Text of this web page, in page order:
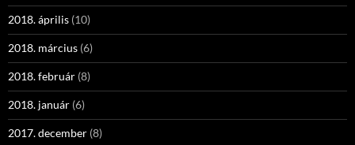
2018. április (10)
2018. március (6)
2018. február (8)
2018. január (6)
2017. december (8)